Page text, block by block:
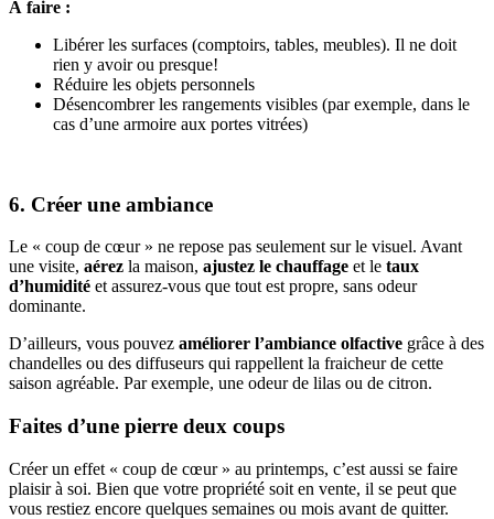
À faire :
Libérer les surfaces (comptoirs, tables, meubles). Il ne doit
rien y avoir ou presque!
Réduire les objets personnels
Désencombrer les rangements visibles (par exemple, dans le
cas d’une armoire aux portes vitrées)
6. Créer une ambiance
Le « coup de cœur » ne repose pas seulement sur le visuel. Avant
une visite, aérez la maison, ajustez le chauffage et le taux
d’humidité et assurez-vous que tout est propre, sans odeur
dominante.
D’ailleurs, vous pouvez améliorer l’ambiance olfactive grâce à des
chandelles ou des diffuseurs qui rappellent la fraicheur de cette
saison agréable. Par exemple, une odeur de lilas ou de citron.
Faites d’une pierre deux coups
Créer un effet « coup de cœur » au printemps, c’est aussi se faire
plaisir à soi. Bien que votre propriété soit en vente, il se peut que
vous restiez encore quelques semaines ou mois avant de quitter.